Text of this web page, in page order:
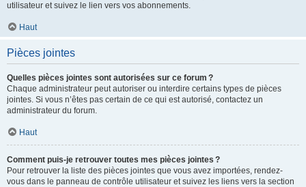
utilisateur et suivez le lien vers vos abonnements.
Haut
Pièces jointes
Quelles pièces jointes sont autorisées sur ce forum ?
Chaque administrateur peut autoriser ou interdire certains types de pièces
jointes. Si vous n’êtes pas certain de ce qui est autorisé, contactez un
administrateur du forum.
Haut
Comment puis-je retrouver toutes mes pièces jointes ?
Pour retrouver la liste des pièces jointes que vous avez importées, rendez-
vous dans le panneau de contrôle utilisateur et suivez les liens vers la section